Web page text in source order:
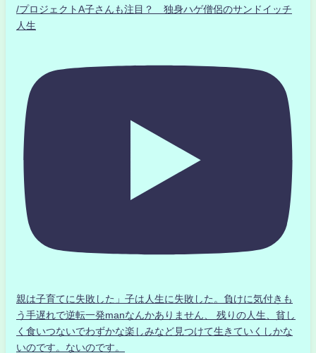
/プロジェクトA子さんも注目？ 独身ハゲ僧侶のサンドイッチ
人生
親は子育てに失敗した」子は人生に失敗した。負けに気付きも
う手遅れで逆転一発manなんかありません、 残りの人生、貧し
く食いつないでわずかな楽しみなど見つけて生きていくしかな
いのです。ないのです。